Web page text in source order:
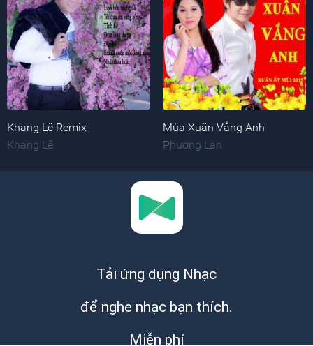
Khang Lê Remix
Khang Lê
Mùa Xuân Vắng Anh
Phương Lan
Tải ứng dụng Nhạc
để nghe nhạc bạn thích.
Miễn phí